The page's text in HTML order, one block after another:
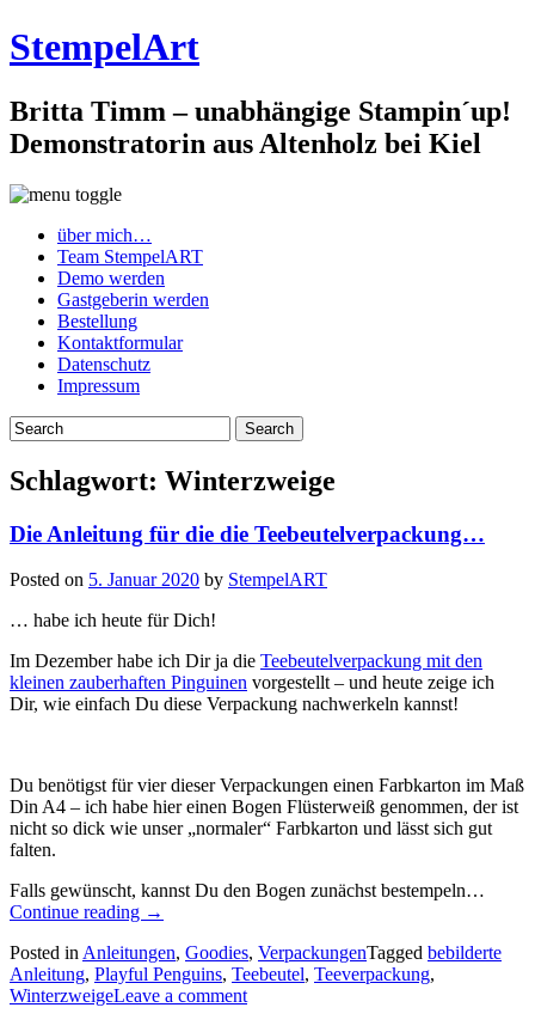
StempelArt
Britta Timm – unabhängige Stampin´up!
Demonstratorin aus Altenholz bei Kiel
über mich…
Team StempelART
Demo werden
Gastgeberin werden
Bestellung
Kontaktformular
Datenschutz
Impressum
Schlagwort: Winterzweige
Die Anleitung für die die Teebeutelverpackung…
Posted on 5. Januar 2020 by StempelART
… habe ich heute für Dich!
Im Dezember habe ich Dir ja die Teebeutelverpackung mit den
kleinen zauberhaften Pinguinen vorgestellt – und heute zeige ich
Dir, wie einfach Du diese Verpackung nachwerkeln kannst!
Du benötigst für vier dieser Verpackungen einen Farbkarton im Maß
Din A4 – ich habe hier einen Bogen Flüsterweiß genommen, der ist
nicht so dick wie unser „normaler“ Farbkarton und lässt sich gut
falten.
Falls gewünscht, kannst Du den Bogen zunächst bestempeln…
Continue reading „Die
für
die
die
→
Posted in Anleitungen, Goodies, VerpackungenTagged bebilderte
Anleitung, Playful Penguins, Teebeutel, Teeverpackung,
WinterzweigeLeave a comment